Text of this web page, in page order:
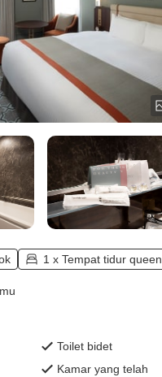
1 x Tempat tidur queen
Toilet bidet
Kamar yang telah